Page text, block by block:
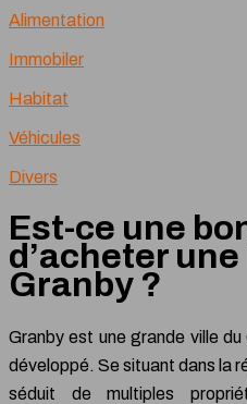
Alimentation
Immobiler
Habitat
Véhicules
Divers
Est-ce une
d’acheter
Granby ?
Granby est une grande ville
développé. Se situant dans la
séduit de multiples